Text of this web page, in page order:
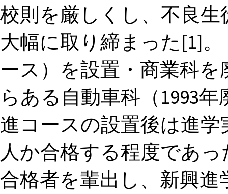
校則を厳しくし、不良
大幅に取り締まった[1]
ース）を設置・商業科
らある自動車科（1993
進コースの設置後は進
人か合格する程度であ
合格者を輩出し、新興